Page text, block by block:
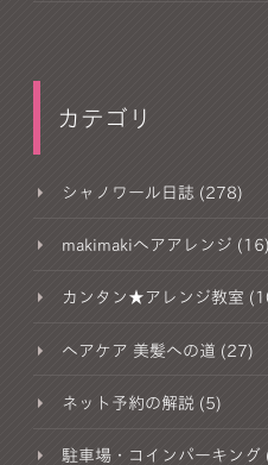
カテゴリ
シャノワール日誌 (278)
makimakiヘアアレンジ (16)
カンタン★アレンジ教室
ヘアケア 美髪への道 (27)
ネット予約の解説 (5)
駐車場・コインパーキング